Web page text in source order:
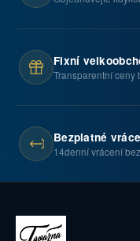
Fixní
Transparentní ceny
Bezplatné
14denní vrácení